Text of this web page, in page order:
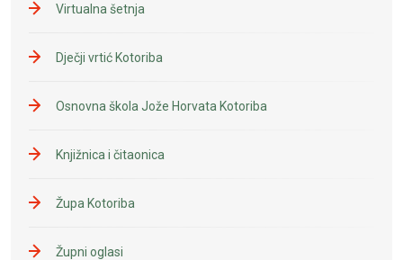
Virtualna šetnja
Dječji vrtić Kotoriba
Osnovna škola Jože Horvata Kotoriba
Knjižnica i čitaonica
Župa Kotoriba
Župni oglasi